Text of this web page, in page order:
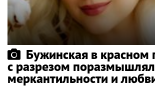
Бужинская в красном
с разрезом
меркантильности и